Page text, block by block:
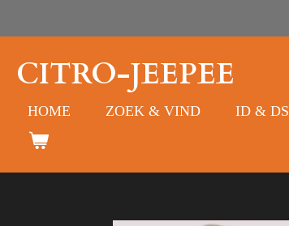
direct
naar
de
hoofdinhoud
CITRO-JEEPEE
HOME ZOEK & VIND ID & DS